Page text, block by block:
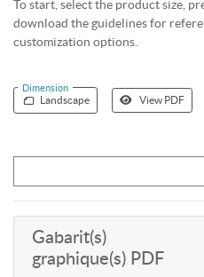
To start, select the product size,
download the guidelines for
customization options.
Dimension
Landscape View PDF
Gabarit(s)
graphique(s) PDF